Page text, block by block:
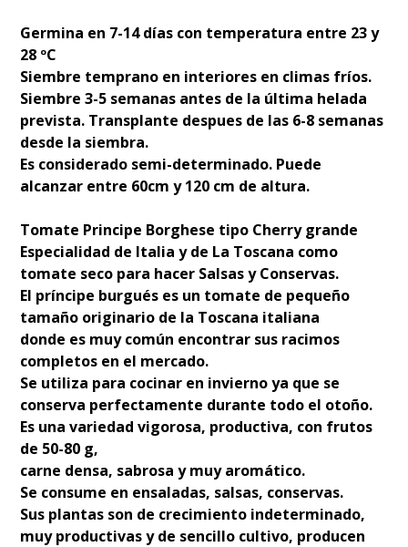
Germina en 7-14 días con temperatura entre 23 y
28 ºC
Siembre temprano en interiores en climas fríos.
Siembre 3-5 semanas antes de la última helada
prevista. Transplante despues de las 6-8 semanas
desde la siembra.
Es considerado semi-determinado. Puede
alcanzar entre 60cm y 120 cm de altura.
Tomate Principe Borghese tipo Cherry grande
Especialidad de Italia y de La Toscana como
tomate seco para hacer Salsas y Conservas.
El príncipe burgués es un tomate de pequeño
tamaño originario de la Toscana italiana
donde es muy común encontrar sus racimos
completos en el mercado.
Se utiliza para cocinar en invierno ya que se
conserva perfectamente durante todo el otoño.
Es una variedad vigorosa, productiva, con frutos
de 50-80 g,
carne densa, sabrosa y muy aromático.
Se consume en ensaladas, salsas, conservas.
Sus plantas son de crecimiento indeterminado,
muy productivas y de sencillo cultivo, producen